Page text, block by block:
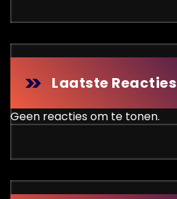
Laatste Reacties
Geen reacties om te tonen.